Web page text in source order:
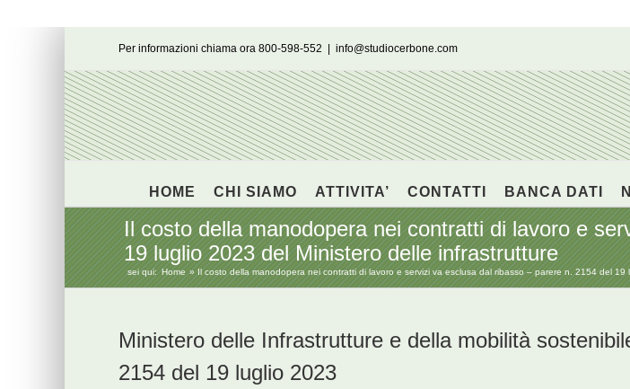
Per informazioni chiama ora 800-598-552 info@studiocerbone.com
HOME CHI SIAMO ATTIVITA’ CONTATTI BANCA DATI
Il costo della manodopera nei contratti di lavoro e
19 luglio 2023 del Ministero delle infrastrutture
sei qui: Home Il costo della manodopera nei contratti di lavoro e servizi va esclusa dal ribasso – parere n. 2154 del
Ministero delle Infrastrutture e della mobilità
2154 del 19 luglio 2023